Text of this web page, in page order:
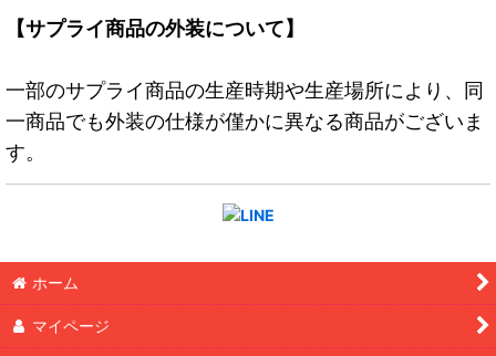
【サプライ商品の外装について】
一部のサプライ商品の生産時期や生産場所により、同
一商品でも外装の仕様が僅かに異なる商品がございま
す。
ホーム
マイページ